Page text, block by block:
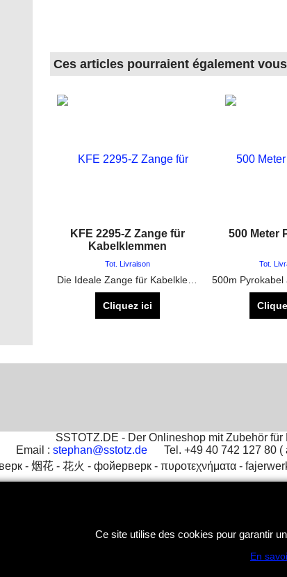
Ces articles pourraient également
KFE 2295-Z Zange für
Kabelklemmen
Tot. Livraison
Die Ideale Zange für Kabelklemmen. Quetschbereich und Schneidebereich vorhanden
Cliquez ici
500 Meter
Tot.
SSTOTZ.DE - Der Onlineshop mit Zubehör
Email : stephan@sstotz.de Tel. +49 40 742 127 80
- 烟花 - 花火 - фойерверк - πυροτεχνήματα -
Ce site utilise des cookies pour garantir
En